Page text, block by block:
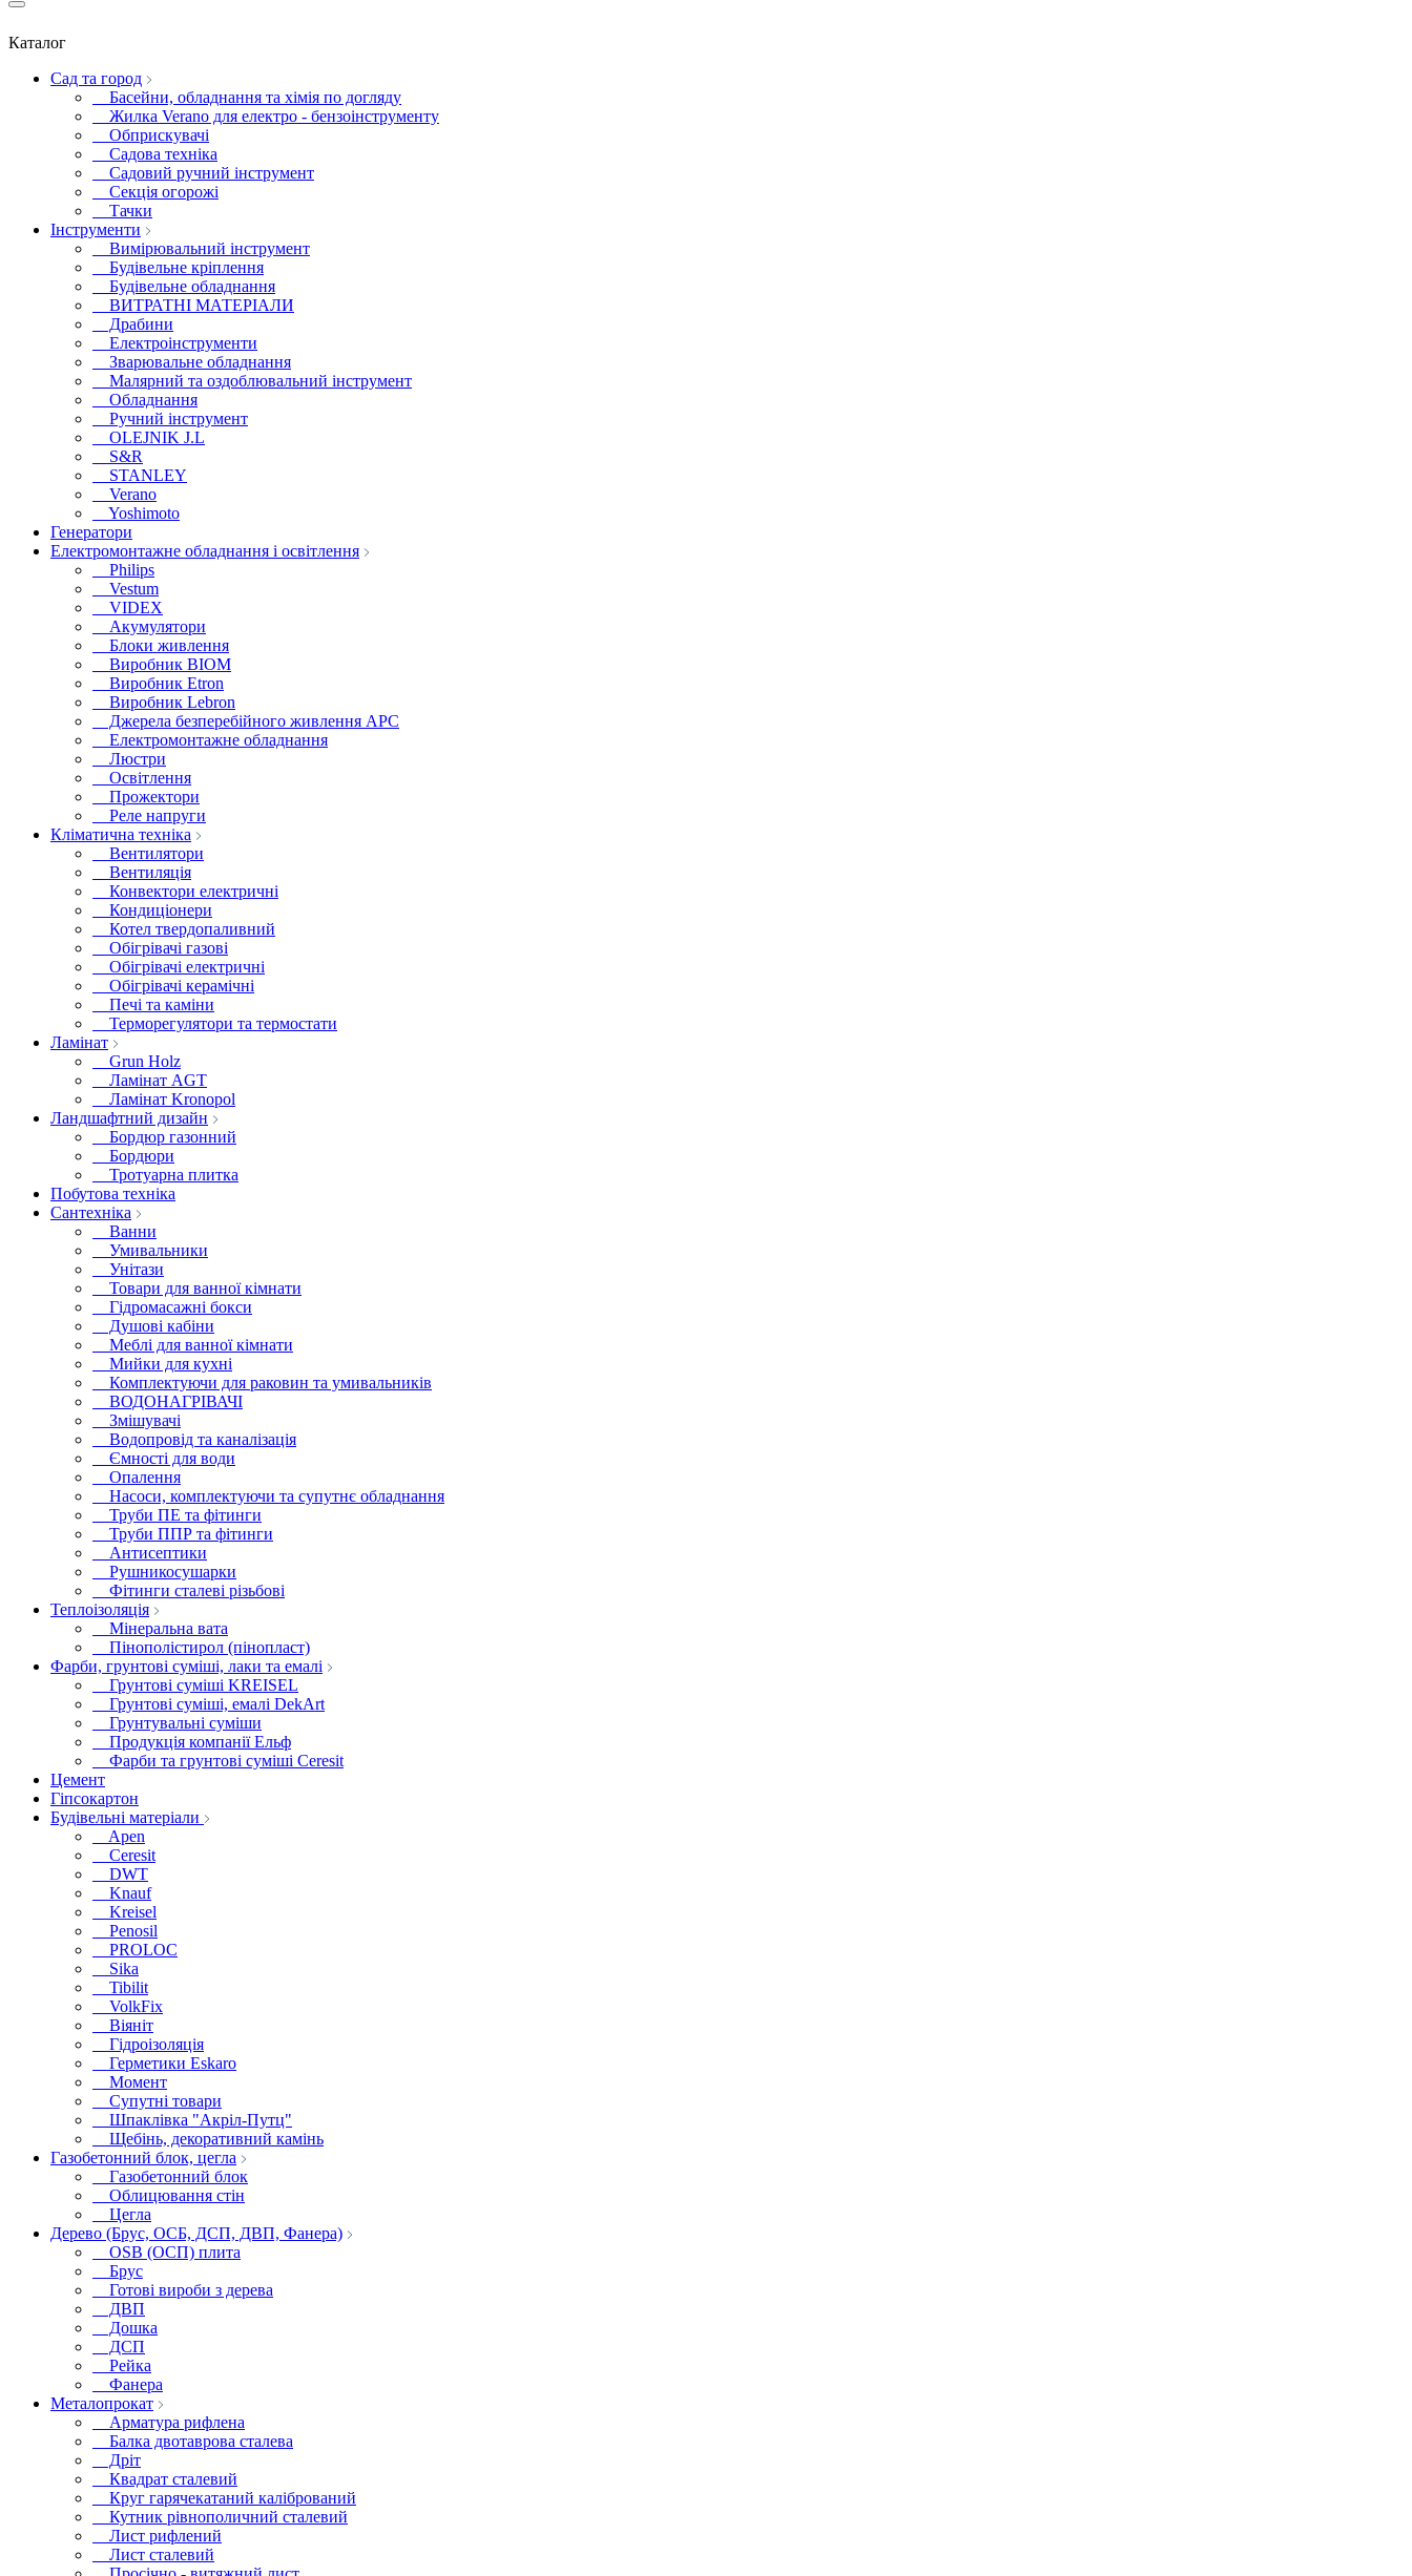
Каталог
Сад та город
Басейни, обладнання та хімія по догляду
Жилка Verano для електро - бензоінструменту
Обприскувачі
Садова техніка
Садовий ручний інструмент
Секція огорожі
Тачки
Інструменти
Вимірювальний інструмент
Будівельне кріплення
Будівельне обладнання
ВИТРАТНІ МАТЕРІАЛИ
Драбини
Електроінструменти
Зварювальне обладнання
Малярний та оздоблювальний інструмент
Обладнання
Ручний інструмент
OLEJNIK J.L
S&R
STANLEY
Verano
Yoshimoto
Генератори
Електромонтажне обладнання і освітлення
Philips
Vestum
VIDEX
Акумулятори
Блоки живлення
Виробник BIOM
Виробник Etron
Виробник Lebron
Джерела безперебійного живлення APC
Електромонтажне обладнання
Люстри
Освітлення
Прожектори
Реле напруги
Кліматична техніка
Вентилятори
Вентиляція
Конвектори електричні
Кондиціонери
Котел твердопаливний
Обігрівачі газові
Обігрівачі електричні
Обігрівачі керамічні
Печі та каміни
Терморегулятори та термостати
Ламінат
Grun Holz
Ламінат AGT
Ламінат Kronopol
Ландшафтний дизайн
Бордюр газонний
Бордюри
Тротуарна плитка
Побутова техніка
Сантехніка
Ванни
Умивальники
Унітази
Товари для ванної кімнати
Гідромасажні бокси
Душові кабіни
Меблі для ванної кімнати
Мийки для кухні
Комплектуючи для раковин та умивальників
ВОДОНАГРІВАЧІ
Змішувачі
Водопровід та каналізація
Ємності для води
Опалення
Насоси, комплектуючи та супутнє обладнання
Труби ПЕ та фітинги
Труби ППР та фітинги
Антисептики
Рушникосушарки
Фітинги сталеві різьбові
Теплоізоляція
Мінеральна вата
Пінополістирол (пінопласт)
Фарби, грунтові суміші, лаки та емалі
Грунтові суміші KREISEL
Грунтові суміші, емалі DekArt
Грунтувальні суміши
Продукція компанії Ельф
Фарби та грунтові суміші Ceresit
Цемент
Гіпсокартон
Будівельні матеріали
Apen
Ceresit
DWT
Knauf
Kreisel
Penosil
PROLOC
Sika
Tibilit
VolkFix
Віяніт
Гідроізоляція
Герметики Eskaro
Момент
Супутні товари
Шпаклівка "Акріл-Путц"
Щебінь, декоративний камінь
Газобетонний блок, цегла
Газобетонний блок
Облицювання стін
Цегла
Дерево (Брус, ОСБ, ДСП, ДВП, Фанера)
OSB (ОСП) плита
Брус
Готові вироби з дерева
ДВП
Дошка
ДСП
Рейка
Фанера
Металопрокат
Арматура рифлена
Балка двотаврова сталева
Дріт
Квадрат сталевий
Круг гарячекатаний калібрований
Кутник рівнополичний сталевий
Лист рифлений
Лист сталевий